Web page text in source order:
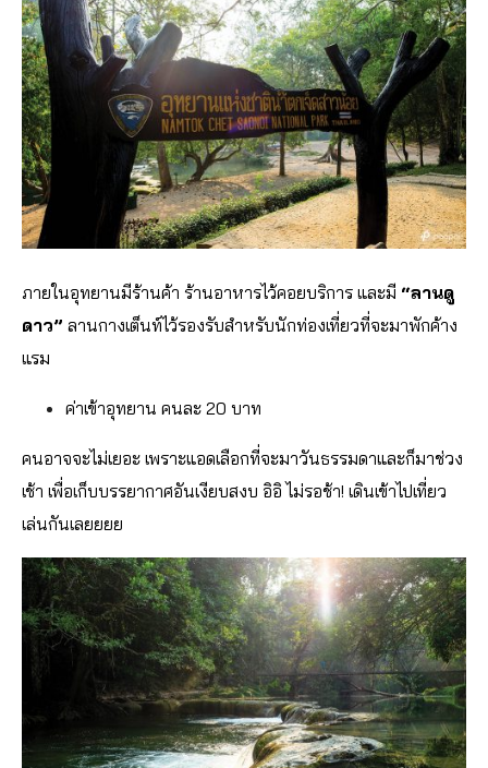
ภายในอุทยานมีร้านค้า ร้านอาหารไว้คอยบริการ และมี “ลานดู
ดาว” ลานกางเต็นท์ไว้รองรับสำหรับนักท่องเที่ยวที่จะมาพักค้าง
แรม
ค่าเข้าอุทยาน คนละ 20 บาท
คนอาจจะไม่เยอะ เพราะแอดเลือกที่จะมาวันธรรมดาและก็มาช่วง
เช้า เพื่อเก็บบรรยากาศอันเงียบสงบ อิอิ ไม่รอช้า! เดินเข้าไปเที่ยว
เล่นกันเลยยยย